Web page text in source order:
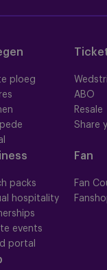
ploeg
ABO
Resale
Share
packs
hospitality
events
portal
Fan
Fan